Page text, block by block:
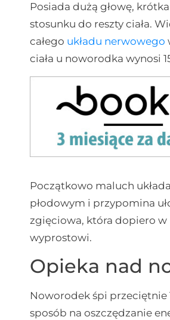
Posiada dużą głowę,
stosunku do reszty ciała.
całego układu nerwowego
ciała u noworodka wynosi
Początkowo maluch
płodowym i przypomina
zgięciowa, która dopiero
wyprostowi.
Opieka nad
Noworodek śpi przeciętnie
sposób na oszczędzanie